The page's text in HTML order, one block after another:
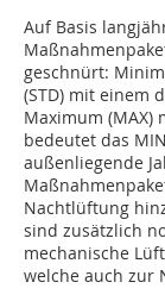
Auf Basis
geschnürt:
(STD) mit einem
Maximum (MAX)
bedeutet das
außenliegende
Nachtlüftung
sind zusätzlich
mechanische
welche auch zur